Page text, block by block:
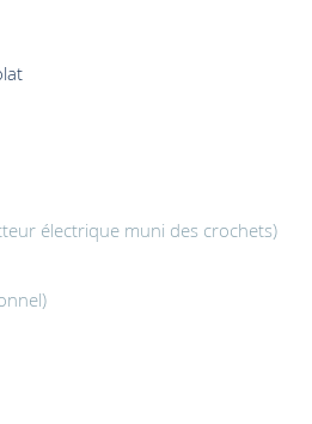
électrique muni des crochets)